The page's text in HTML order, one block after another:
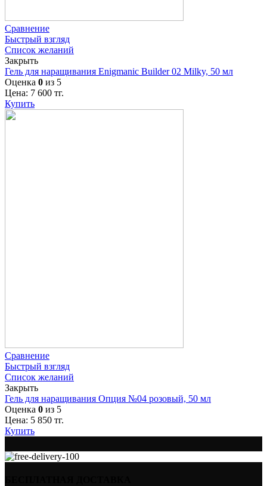
Сравнение
Быстрый взгляд
Список желаний
Закрыть
Гель для наращивания Enigmanic Builder 02 Milky, 50 мл
Оценка 0 из 5
Цена: 7 600 тг.
Купить
Сравнение
Быстрый взгляд
Список желаний
Закрыть
Гель для наращивания Опция №04 розовый, 50 мл
Оценка 0 из 5
Цена: 5 850 тг.
Купить